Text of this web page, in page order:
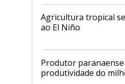
Agricultura tropical
ao El Niño
Produtor
produtividade do